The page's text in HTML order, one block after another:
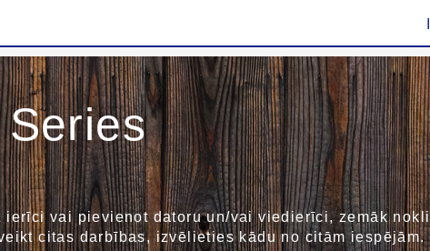
vai pievienot datoru un/vai viedierīci, zemāk
citas darbības, izvēlieties kādu no citām iespējām.